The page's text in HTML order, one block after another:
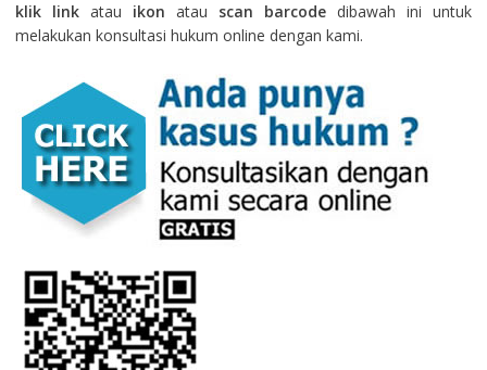
klik linkatau ikonatau scan barcode dibawah ini untuk
melakukan konsultasi hukum online dengan kami.